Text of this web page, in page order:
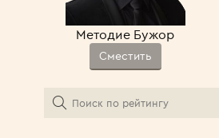
Методие Бужор
Сместить